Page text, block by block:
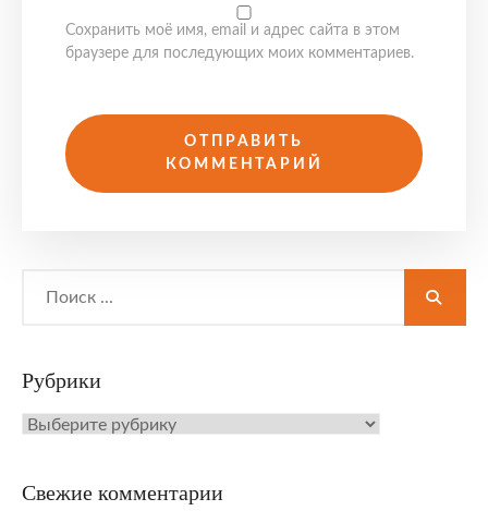
Сохранить моё имя, email и адрес сайта в этом
браузере для последующих моих комментариев.
Рубрики
Рубрики
Свежие комментарии